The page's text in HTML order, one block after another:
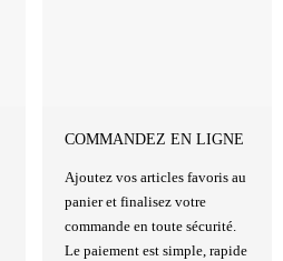
COMMANDEZ EN LIGNE
Ajoutez vos articles favoris au
panier et finalisez votre
commande en toute sécurité.
Le paiement est simple, rapide